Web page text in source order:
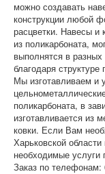
можно создавать
конструкции любой
расцветки. Навесы и
из поликарбоната,
выполнятся в
благодаря
Мы изготавливаем и
поликарбоната, в
изготавливается из
ковки. Если Вам
Харьковской
необходимые услуги
Заказ по телефонам: